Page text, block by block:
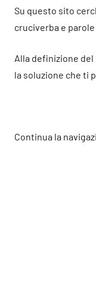
Su questo sito
cruciverba e parole
Alla definizione del
la soluzione che ti
Continua la